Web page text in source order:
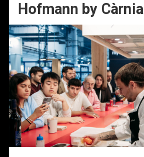
Hofmann by Càrnia